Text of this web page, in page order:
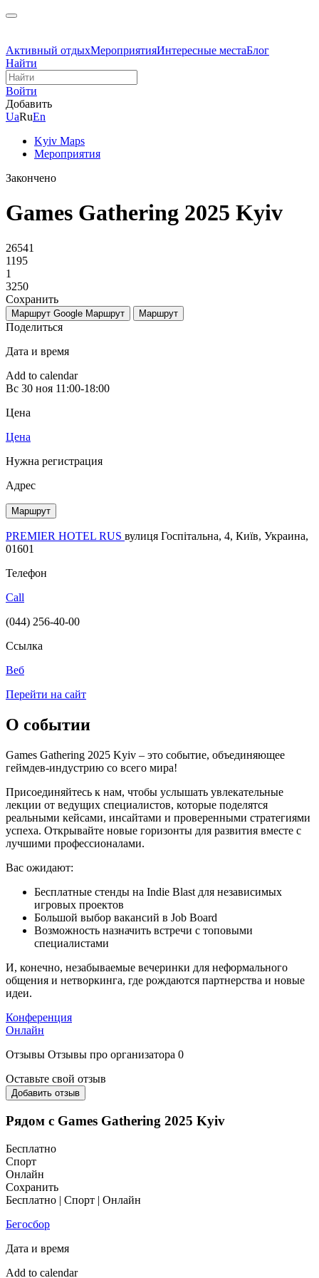
Активный отдыхМероприятияИнтересные местаБлог
Найти
Войти
Добавить
UaRuEn
Kyiv Maps
Мероприятия
Закончено
Games Gathering 2025 Kyiv
26541
1195
1
3250
Сохранить
Маршрут Google Маршрут Маршрут
Поделиться
Дата и время
Add to calendar
Вс 30 ноя 11:00-18:00
Цена
Цена
Нужна регистрация
Адрес
Маршрут
PREMIER HOTEL RUS вулиця Госпітальна, 4, Київ, Украина,
01601
Телефон
Call
(044) 256-40-00
Ссылка
Веб
Перейти на сайт
О событии
Games Gathering 2025 Kyiv – это событие, объединяющее
геймдев-индустрию со всего мира!
Присоединяйтесь к нам, чтобы услышать увлекательные
лекции от ведущих специалистов, которые поделятся
реальными кейсами, инсайтами и проверенными стратегиями
успеха. Открывайте новые горизонты для развития вместе с
лучшими профессионалами.
Вас ожидают:
Бесплатные стенды на Indie Blast для независимых
игровых проектов
Большой выбор вакансий в Job Board
Возможность назначить встречи с топовыми
специалистами
И, конечно, незабываемые вечеринки для неформального
общения и нетворкинга, где рождаются партнерства и новые
идеи.
Конференция
Онлайн
Отзывы Отзывы про организатора 0
Оставьте свой отзыв
Добавить отзыв
Рядом с Games Gathering 2025 Kyiv
Бесплатно
Спорт
Онлайн
Сохранить
Бесплатно | Спорт | Онлайн
Бегосбор
Дата и время
Add to calendar